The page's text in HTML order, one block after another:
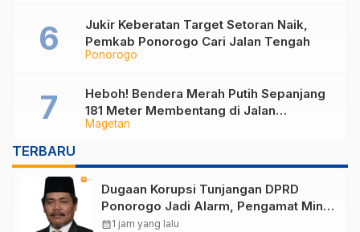
Ponorogo
Jukir Keberatan Target Setoran Naik,
Pemkab Ponorogo Cari Jalan Tengah
Magetan
Heboh! Bendera Merah Putih Sepanjang
181 Meter Membentang di Jalan
Magetan, Ini Maknanya
TERBARU
Dugaan Korupsi Tunjangan DPRD
Ponorogo Jadi Alarm, Pengamat Minta
Magetan Perkuat Tata Kelola
calendar_month1 jam yang lalu